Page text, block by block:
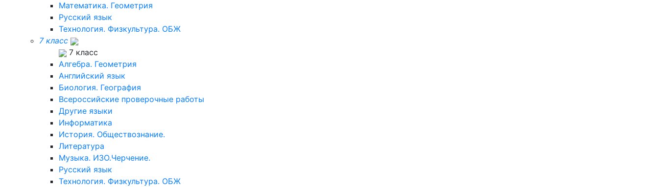
Математика. Геометрия
Русский язык
Технология. Физкультура. ОБЖ
7 класс
7 класс
Алгебра. Геометрия
Английский язык
Биология. География
Всероссийские проверочные работы
Другие языки
Информатика
История. Обществознание.
Литература
Музыка. ИЗО.Черчение.
Русский язык
Технология. Физкультура. ОБЖ